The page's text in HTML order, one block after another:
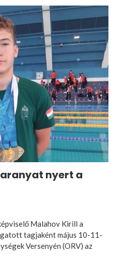
nyert a
Malahov Kirill a
tagjaként május 10-11-
Versenyén (ORV) az